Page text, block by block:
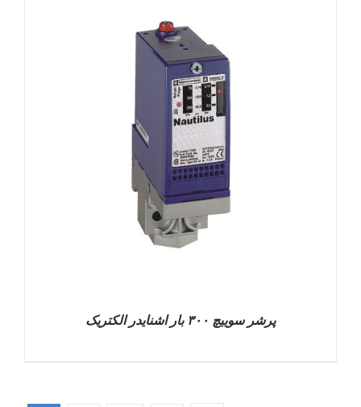
DETAILS
پرشر سوییچ ۳۰۰ بار اشنایدر الکتریک